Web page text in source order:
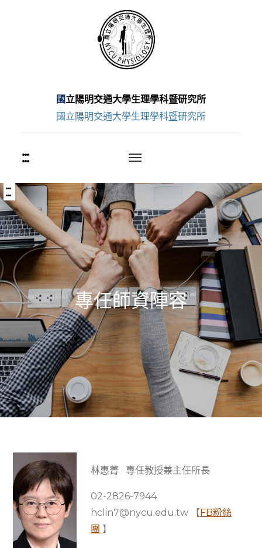
國立陽明交通大學生理學科暨研究所
國立陽明交通大學生理學科暨研究所
:::上
方
區
塊
:::中
央
內
容
區
塊
專任師資陣容
林惠菁 專任教授兼主任所長
02-2826-7944
hclin7@nycu.edu.tw 【FB粉絲
團 】